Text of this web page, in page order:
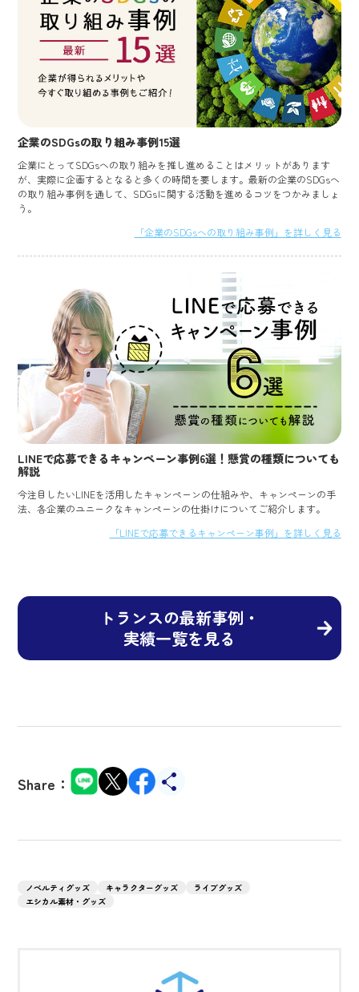
企業のSDGsの取り組み事例15選
企業にとってSDGsへの取り組みを推し進めることはメリットがあります
が、実際に企画するとなると多くの時間を要します。最新の企業のSDGsへ
の取り組み事例を通して、SDGsに関する活動を進めるコツをつかみましょ
う。
「企業のSDGsへの取り組み事例」を詳しく見る
LINEで応募できるキャンペーン事例6選！懸賞の種類についても
解説
今注目したいLINEを活用したキャンペーンの仕組みや、キャンペーンの手
法、各企業のユニークなキャンペーンの仕掛けについてご紹介します。
「LINEで応募できるキャンペーン事例」を詳しく見る
トランスの最新事例・
実績一覧を見る
Share：
ノベルティグッズ キャラクターグッズ
ライブグッズ
エシカル素材・グッズ